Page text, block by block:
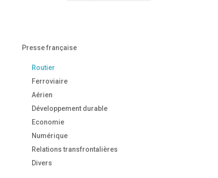
Presse française
Routier
Ferroviaire
Aérien
Développement durable
Economie
Numérique
Relations transfrontalières
Divers